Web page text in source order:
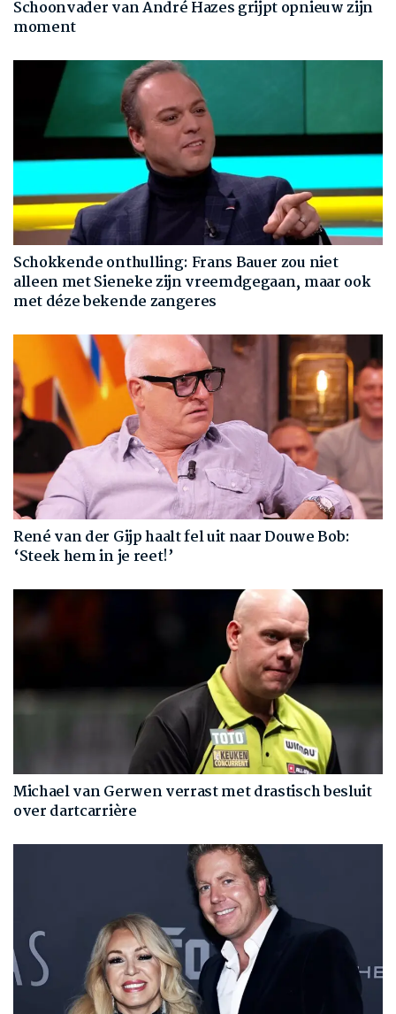
Schoonvader van André Hazes grijpt opnieuw zijn
moment
Schokkende onthulling: Frans Bauer zou niet
alleen met Sieneke zijn vreemdgegaan, maar ook
met déze bekende zangeres
René van der Gijp haalt fel uit naar Douwe Bob:
‘Steek hem in je reet!’
Michael van Gerwen verrast met drastisch besluit
over dartcarrière